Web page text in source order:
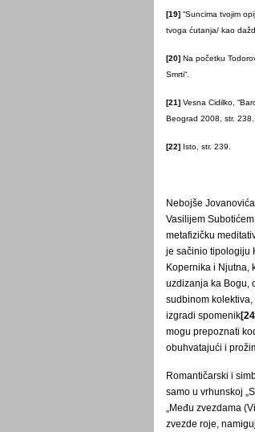
[19] “Suncima tvojim
tvoga ćutanja/ kao
[20] Na početku
Smrti“.
[21] Vesna Cidilko,
Beograd 2008, str. 238.
[22] Isto, str. 239.
Nebojše
Vasilijem
metafizičku
je sačinio tipologiju
Kopernika i Njutna,
uzdizanja ka Bogu,
sudbinom
izgradi spomenik
mogu prepoznati
obuhvatajući i
Romantičarski i
samo u vrhunskoj
„Među zvezdama
zvezde roje,